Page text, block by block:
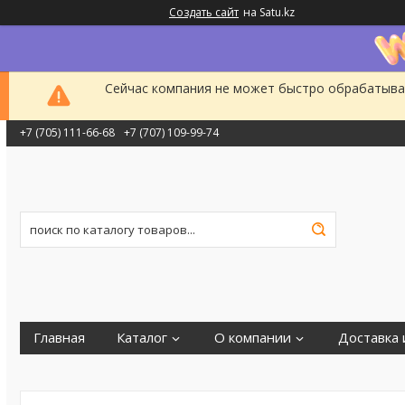
Создать сайт на Satu.kz
Сейчас компания не может быстро
+7 (705) 111-66-68 +7 (707) 109-99-74
Главная Каталог О компании Доставка